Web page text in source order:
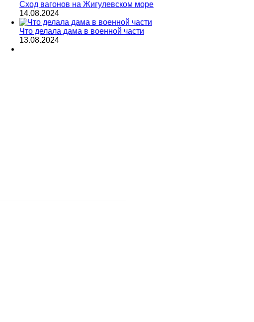
Сход вагонов на Жигулевском море
14.08.2024
Что делала дама в военной части
13.08.2024